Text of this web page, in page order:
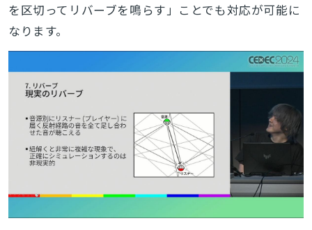
を区切ってリバーブを鳴らす」ことでも対応が可能に
なります。